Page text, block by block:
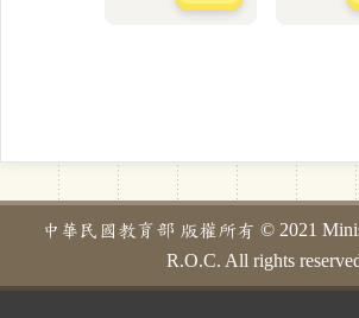
中華民國教育部 版權所有 © 2021
R.O.C. All rights